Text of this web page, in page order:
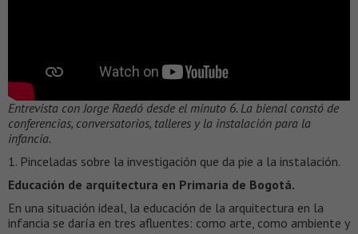
Entrevista con Jorge Raedó desde el minuto 6. La bienal constó de
conferencias, conversatorios, talleres y la instalación para la
infancia.
1. Pinceladas sobre la investigación que da pie a la instalación.
Educación de arquitectura en Primaria de Bogotá.
En una situación ideal, la educación de la arquitectura en la
infancia se daría en tres afluentes: como arte, como ambiente y